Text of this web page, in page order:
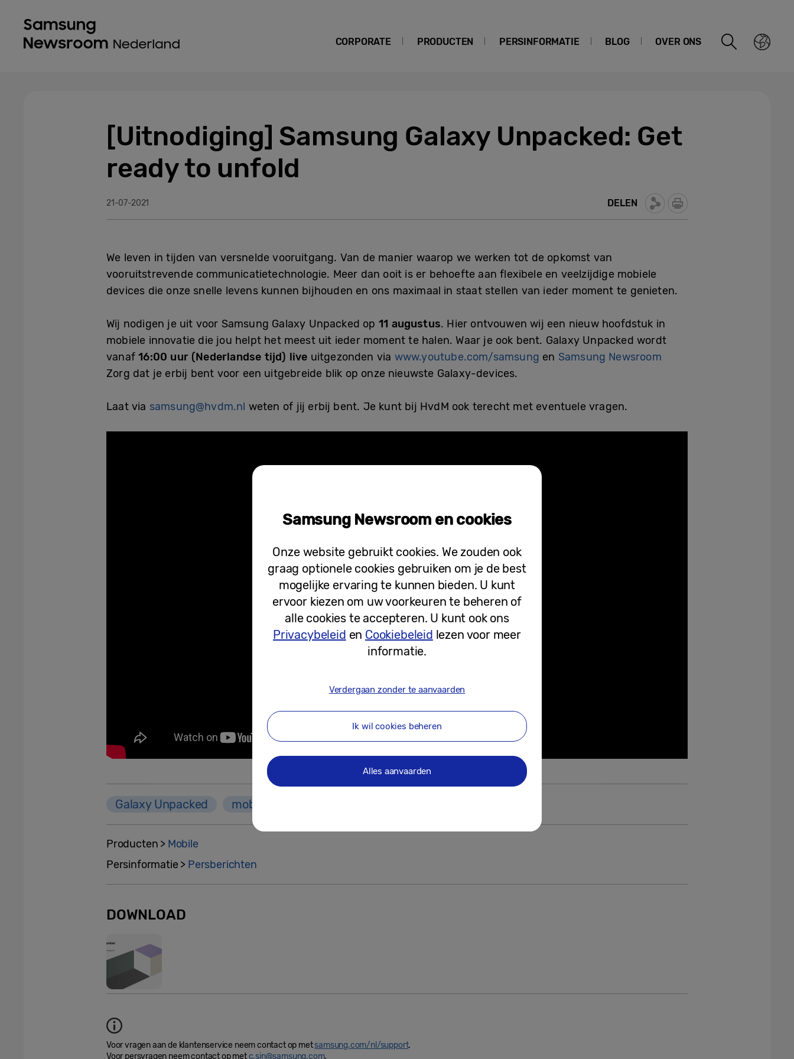
CORPORATE PRODUCTEN PERSINFORMATIE BLOG OVER ONS
[Uitnodiging] Samsung Galaxy Unpacked: Get
ready to unfold
21-07-2021 DELEN
We leven in tijden van versnelde vooruitgang. Van de manier waarop we werken tot de opkomst van
vooruitstrevende communicatietechnologie. Meer dan ooit is er behoefte aan flexibele en veelzijdige mobiele
devices die onze snelle levens kunnen bijhouden en ons maximaal in staat stellen van ieder moment te genieten.
Wij nodigen je uit voor Samsung Galaxy Unpacked op 11 augustus. Hier ontvouwen wij een nieuw hoofdstuk in
mobiele innovatie die jou helpt het meest uit ieder moment te halen. Waar je ook bent. Galaxy Unpacked wordt
vanaf16:00 uur (Nederlandse tijd) live uitgezonden via www.youtube.com/samsung en Samsung Newsroom
Zorg dat je erbij bent voor een uitgebreide blik op onze nieuwste Galaxy-devices.
Laat via samsung@hvdm.nl weten of jij erbij bent. Je kunt bij HvdM ook terecht met eventuele vragen.
Galaxy Unpacked mobile
Producten > Mobile
Persinformatie > Persberichten
DOWNLOAD
Voor vragen aan de klantenservice neem contact op metsamsung.com/nl/support.
Voor persvragen neem contact op metc.sin@samsung.com.
Samsung Newsroom en cookies
Onze website gebruikt cookies. We zouden ook
graag optionele cookies gebruiken om je de best
mogelijke ervaring te kunnen bieden. U kunt
ervoor kiezen om uw voorkeuren te beheren of
alle cookies te accepteren. U kunt ook ons
Privacybeleid en Cookiebeleid lezen voor meer
informatie.
Verdergaan zonder te aanvaarden
Ik wil cookies beheren
Alles aanvaarden